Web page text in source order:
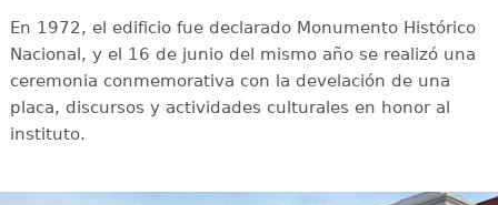
En 1972, el edificio fue declarado Monumento Histórico
Nacional, y el 16 de junio del mismo año se realizó una
ceremonia conmemorativa con la develación de una
placa, discursos y actividades culturales en honor al
instituto.